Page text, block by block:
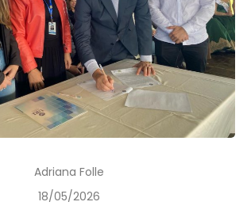
Adriana Folle
18/05/2026